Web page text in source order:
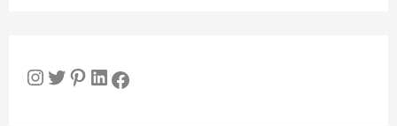
Instagram Twitter Pinterest LinkedIn Facebook